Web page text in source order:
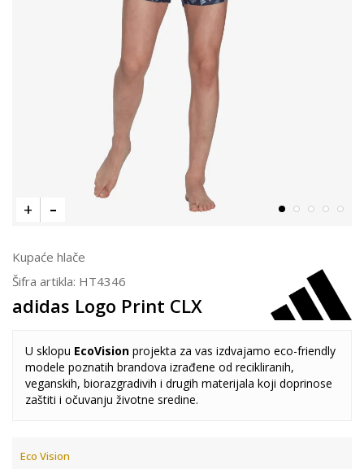
Kupaće hlače
Šifra artikla: HT4346
adidas Logo Print CLX
U sklopu EcoVision projekta za vas izdvajamo eco-friendly
modele poznatih brandova izrađene od recikliranih,
veganskih, biorazgradivih i drugih materijala koji doprinose
zaštiti i očuvanju životne sredine.
Eco Vision